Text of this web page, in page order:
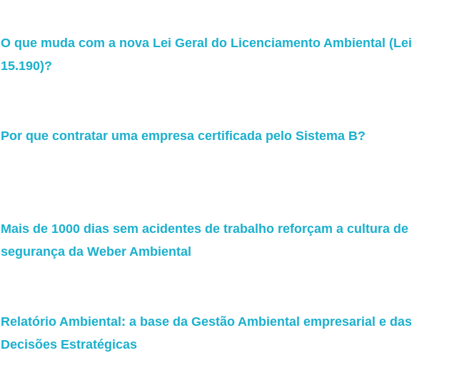
O que muda com a nova Lei Geral do Licenciamento Ambiental (Lei
15.190)?
Por que contratar uma empresa certificada pelo Sistema B?
Mais de 1000 dias sem acidentes de trabalho reforçam a cultura de
segurança da Weber Ambiental
Relatório Ambiental: a base da Gestão Ambiental empresarial e das
Decisões Estratégicas